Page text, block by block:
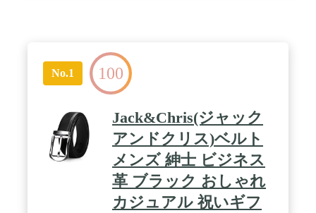
No.1 100
Jack&Chris(ジャック
アンドクリス)ベルト
メンズ 紳士 ビジネス
革 ブラック おしゃれ
カジュアル 祝いギフ